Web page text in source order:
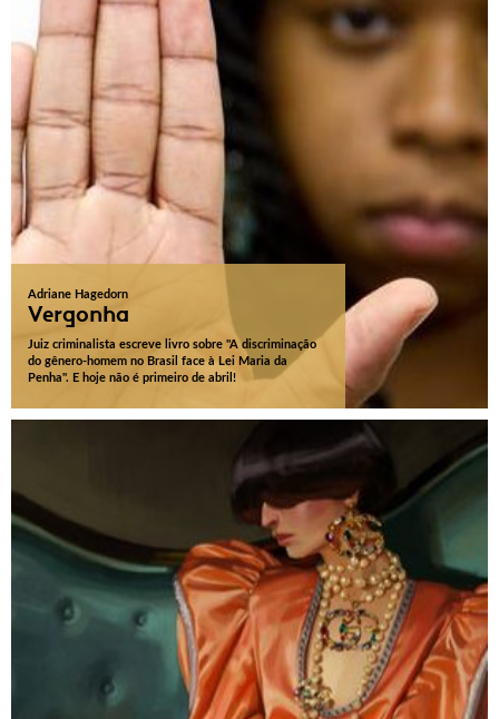
Adriane Hagedorn
Vergonha
Juiz criminalista escreve livro sobre "A discriminação
do gênero-homem no Brasil face à Lei Maria da
Penha". E hoje não é primeiro de abril!